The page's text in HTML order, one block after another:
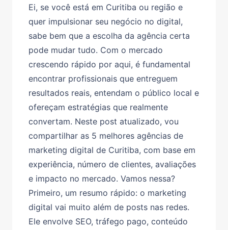
Ei, se você está em Curitiba ou região e
quer impulsionar seu negócio no digital,
sabe bem que a escolha da agência certa
pode mudar tudo. Com o mercado
crescendo rápido por aqui, é fundamental
encontrar profissionais que entreguem
resultados reais, entendam o público local e
ofereçam estratégias que realmente
convertam. Neste post atualizado, vou
compartilhar as 5 melhores agências de
marketing digital de Curitiba, com base em
experiência, número de clientes, avaliações
e impacto no mercado. Vamos nessa?
Primeiro, um resumo rápido: o marketing
digital vai muito além de posts nas redes.
Ele envolve SEO, tráfego pago, conteúdo